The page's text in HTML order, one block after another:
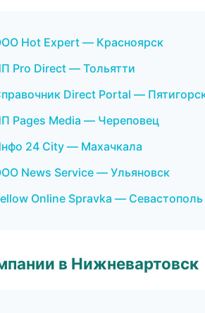
Hot Expert — Красноярск
Pro Direct — Тольятти
Direct Portal —
Pages Media — Череповец
24 City — Махачкала
News Service — Ульяновск
Online Spravka — Севастополь
в Нижневартовск